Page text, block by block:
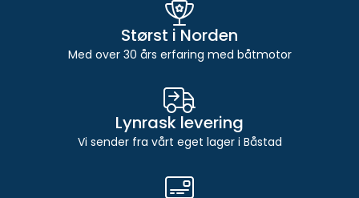
Størst i Norden
Med over 30 års erfaring med båtmotor
Lynrask levering
Vi sender fra vårt eget lager i Båstad